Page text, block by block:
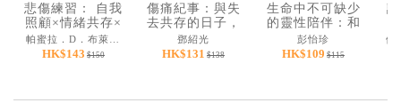
中文二手書
英文二手書
悲傷練習： 自我
照顧×情緒共存×
人際關係的溫柔
支持，在孤單中
HK$143 $150
傷痛紀事：與失
去共存的日子，
在終末期盼之下
鄧紹光
HK$131 $138
生命中不可缺少
的靈性陪伴：和
耶穌一起成為最
好的傾聽者
彭怡珍
HK$109 $115